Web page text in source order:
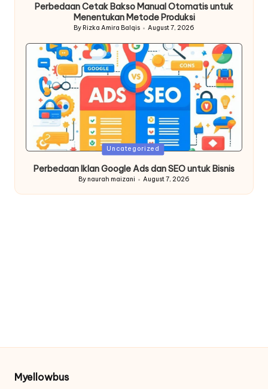
Perbedaan Cetak Bakso Manual Otomatis untuk
Menentukan Metode Produksi
Posted
By Rizka Amira Balqis August 7, 2026
Posted
Uncategorized
Perbedaan Iklan Google Ads dan SEO untuk Bisnis
Posted
By naurah maizani August 7, 2026
Myellowbus